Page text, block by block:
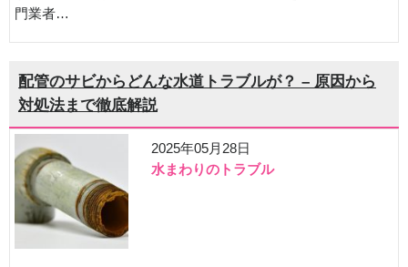
門業者…
配管のサビからどんな水道トラブルが？ – 原因から
対処法まで徹底解説
2025年05月28日
水まわりのトラブル